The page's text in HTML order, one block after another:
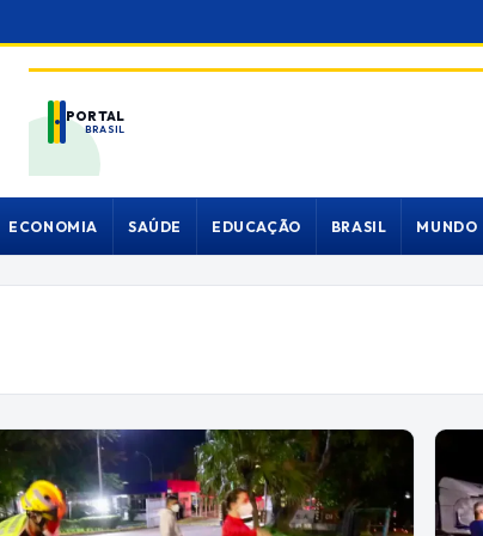
PORTAL
BRASIL
ECONOMIA SAÚDE EDUCAÇÃO BRASIL MUNDO